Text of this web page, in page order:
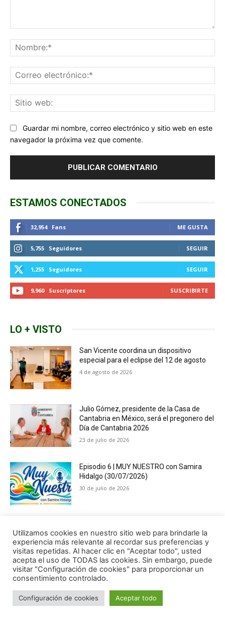
Utilizamos cookies en nuestro sitio web para brindarle la
experiencia más relevante al recordar sus preferencias y
visitas repetidas. Al hacer clic en "Aceptar todo", usted
acepta el uso de TODAS las cookies. Sin embargo, puede
visitar "Configuración de cookies" para proporcionar un
consentimiento controlado.
Configuración de cookies Aceptar todo